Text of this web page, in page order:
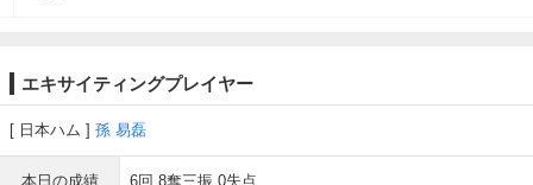
エキサイティングプレイヤー
日本ハム 孫 易磊
本日の成績 6回 8奪三振 0失点